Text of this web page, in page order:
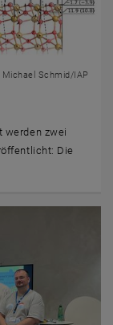
Schmid/IAP
werden zwei
Die